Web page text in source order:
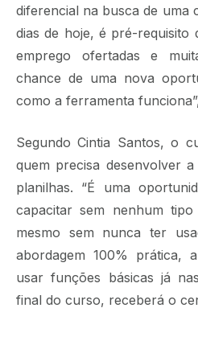
diferencial na busca de uma
dias de hoje, é pré-requisito
emprego ofertadas e
chance de uma nova
como a ferramenta
Segundo Cintia Santos, o
quem precisa desenvolver
planilhas. “É uma
capacitar sem nenhum
mesmo sem nunca ter
abordagem 100% prática,
usar funções básicas já
final do curso, receberá o